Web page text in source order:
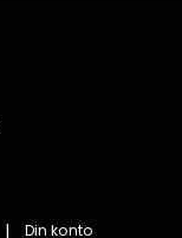
Din konto